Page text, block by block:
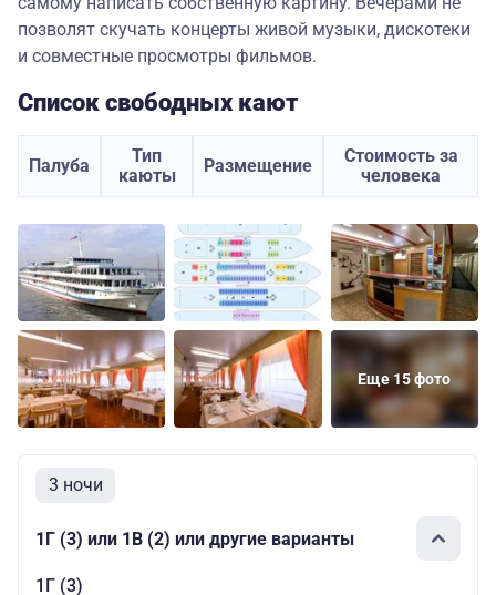
позволят скучать концерты живой музыки, дискотеки
и совместные просмотры фильмов.
Список свободных кают
Палуба
Тип
каюты
Размещение
Стоимость за
человека
Еще 15 фото
3 ночи
1Г (3) или 1В (2) или другие варианты
1Г (3)